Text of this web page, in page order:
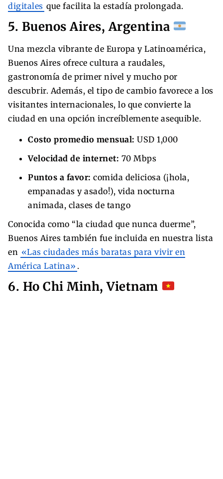
digitales que facilita la estadía prolongada.
5. Buenos Aires, Argentina
Una mezcla vibrante de Europa y Latinoamérica,
Buenos Aires ofrece cultura a raudales,
gastronomía de primer nivel y mucho por
descubrir. Además, el tipo de cambio favorece a los
visitantes internacionales, lo que convierte la
ciudad en una opción increíblemente asequible.
Costo promedio mensual: USD 1,000
Velocidad de internet: 70 Mbps
Puntos a favor: comida deliciosa (¡hola,
empanadas y asado!), vida nocturna
animada, clases de tango
Conocida como “la ciudad que nunca duerme”,
Buenos Aires también fue incluida en nuestra lista
en «Las ciudades más baratas para vivir en
América Latina» .
6. Ho Chi Minh, Vietnam